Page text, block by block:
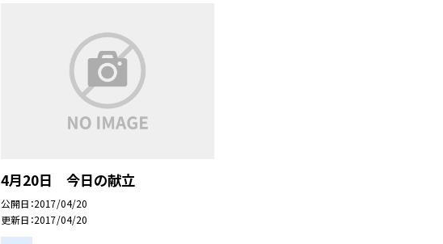
4月20日 今日の献立
公開日 2017/04/20
更新日 2017/04/20